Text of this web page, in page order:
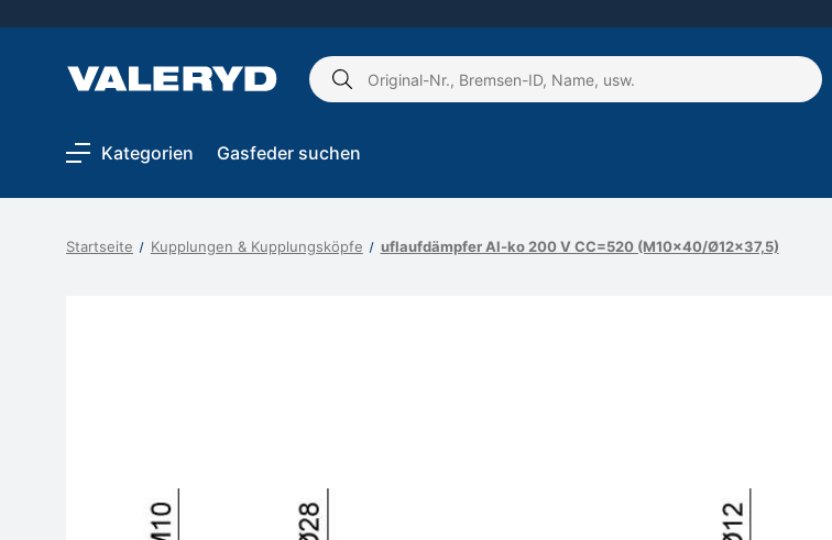
Schlagwort
Kategorien Gasfeder suchen
Startseite Kupplungen & Kupplungsköpfe uflaufdämpfer Al-ko 200 V CC=520 (M10x40/Ø12x37,5)